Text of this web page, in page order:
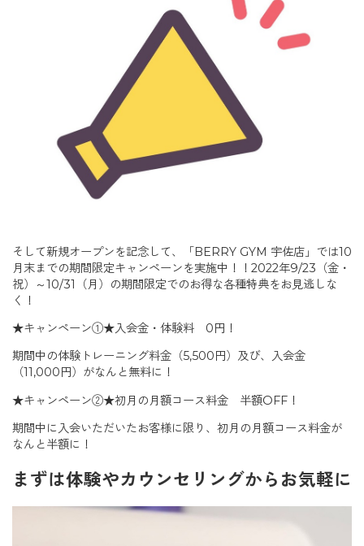
そして新規オープンを記念して、「BERRY GYM 宇佐店」では10
月末までの期間限定キャンペーンを実施中！！2022年9/23（金・
祝）～10/31（月）の期間限定でのお得な各種特典をお見逃しな
く！
★キャンペーン①★入会金・体験料 0円！
期間中の体験トレーニング料金（5,500円）及び、入会金
（11,000円）がなんと無料に！
★キャンペーン②★初月の月額コース料金 半額OFF！
期間中に入会いただいたお客様に限り、初月の月額コース料金が
なんと半額に！
まずは体験やカウンセリングからお気軽に